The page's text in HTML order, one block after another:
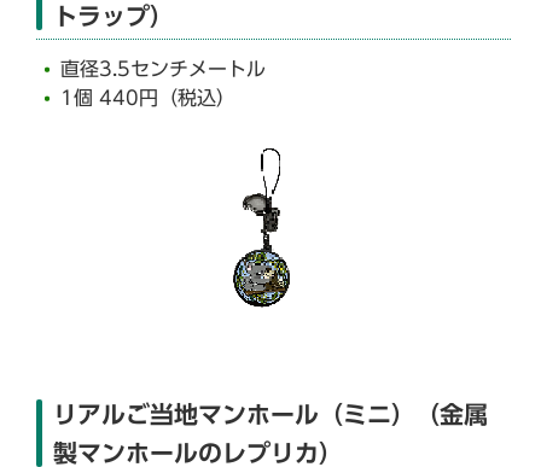
トラップ）
直径3.5センチメートル
1個 440円（税込）
リアルご当地マンホール（ミニ）（金属
製マンホールのレプリカ）